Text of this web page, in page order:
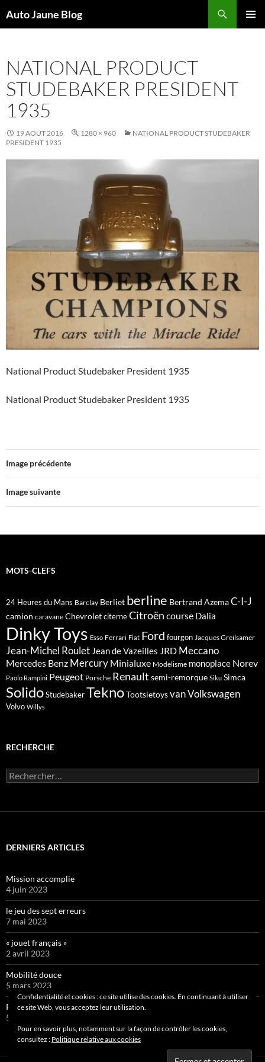
Auto Jaune Blog
NATIONAL PRODUCT
STUDEBAKER PRESIDENT
1935
19 AOÛT 2016 1280 × 960
NATIONAL PRODUCT STUDEBAKER
PRESIDENT 1935
National Product Studebaker President 1935
National Product Studebaker President 1935
Image précédente
Image suivante
MOTS-CLEFS
24 Heures du Mans Barclay Berliet berline Bertrand AzemaC-I-J
camion caravane ChevroletciterneCitroën course Dalia
Dinky Toys Esso Ferrari Fiat Ford fourgon Jacques Greilsamer
Jean-Michel Roulet Jean de Vazeilles JRD Meccano
Mercedes Benz Mercury Minialuxe Modelisme monoplace Norev
Paolo Rampini Peugeot Porsche Renault semi-remorque Siku Simca
SolidoStudebakerTeknoTootsietoysvanVolkswagen
Volvo Willys
RECHERCHE
Rechercher :
DERNIERS ARTICLES
Mission accomplie
4 juin 2023
le jeu des sept erreurs
7 mai 2023
« jouet français »
2 avril 2023
Mobilité douce
5 mars 2023
Pipelette 9
5 février 2023
Confidentialité et cookies : ce site utilise des cookies. En continuant à utiliser
ce site Web, vous acceptez leur utilisation.
Pour en savoir plus, notamment sur la façon de contrôler les cookies,
consultez : Politique relative aux cookies